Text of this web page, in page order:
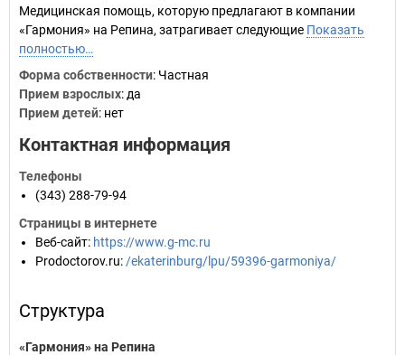
Медицинская помощь, которую предлагают в компании
«Гармония» на Репина, затрагивает следующие Показать
полностью…
Форма собственности: Частная
Прием взрослых: да
Прием детей: нет
Контактная информация
Телефоны
(343) 288-79-94
Страницы в интернете
Веб-сайт: https://www.g-mc.ru
Prodoctorov.ru: /ekaterinburg/lpu/59396-garmoniya/
Структура
«Гармония» на Репина